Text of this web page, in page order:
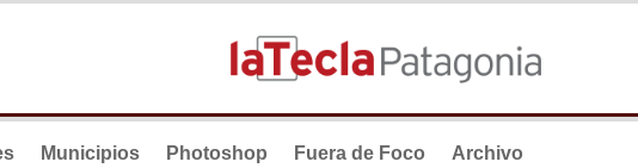
Municipios Photoshop Fuera de Foco Archivo